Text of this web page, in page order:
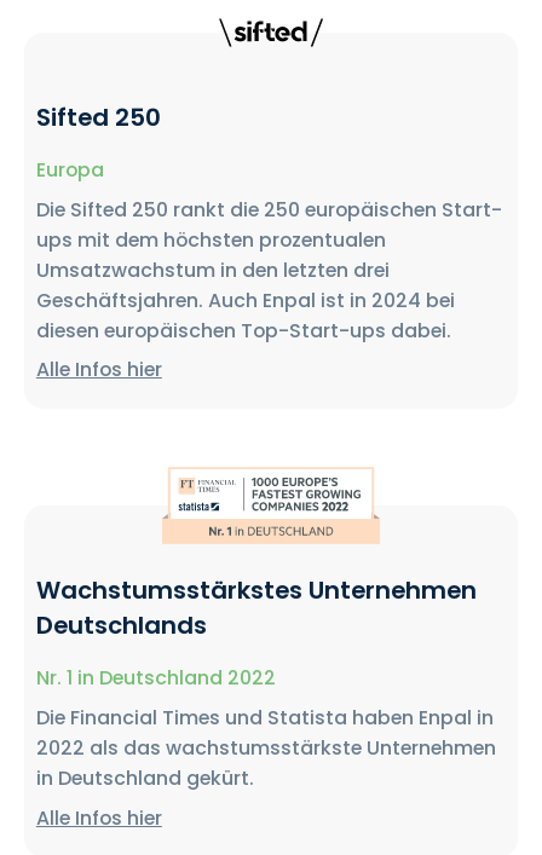
Sifted 250
Europa
Die Sifted 250 rankt die 250 europäischen Start-
ups mit dem höchsten prozentualen
Umsatzwachstum in den letzten drei
Geschäftsjahren. Auch Enpal ist in 2024 bei
diesen europäischen Top-Start-ups dabei.
Alle Infos hier
Wachstumsstärkstes Unternehmen
Deutschlands
Nr. 1 in Deutschland 2022
Die Financial Times und Statista haben Enpal in
2022 als das wachstumsstärkste Unternehmen
in Deutschland gekürt.
Alle Infos hier